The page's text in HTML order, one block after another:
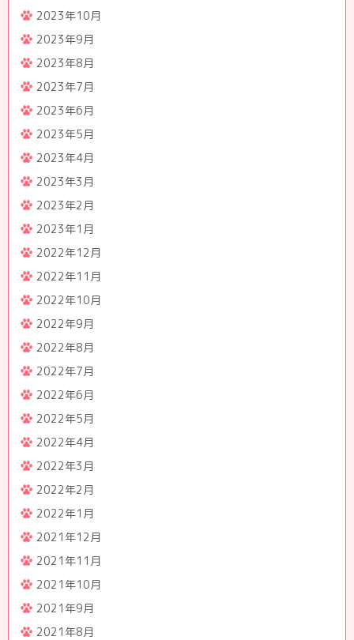
2023年10月
2023年9月
2023年8月
2023年7月
2023年6月
2023年5月
2023年4月
2023年3月
2023年2月
2023年1月
2022年12月
2022年11月
2022年10月
2022年9月
2022年8月
2022年7月
2022年6月
2022年5月
2022年4月
2022年3月
2022年2月
2022年1月
2021年12月
2021年11月
2021年10月
2021年9月
2021年8月